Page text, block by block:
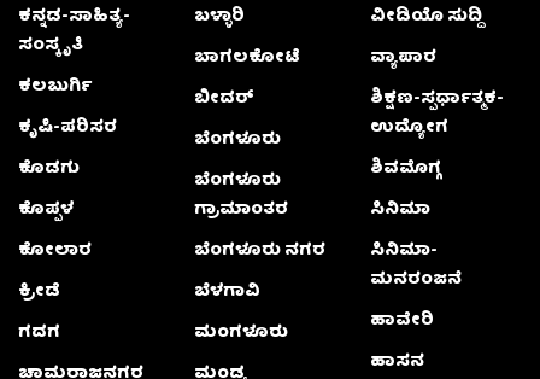
ಕನ್ನಡ-ಸಾಹಿತ್ಯ-
ಸಂಸ್ಕೃತಿ
ಕಲಬುರ್ಗಿ
ಕೃಷಿ-ಪರಿಸರ
ಕೊಡಗು
ಕೊಪ್ಪಳ
ಕೋಲಾರ
ಕ್ರೀಡೆ
ಗದಗ
ಬಳ್ಳಾರಿ
ಬಾಗಲಕೋಟೆ
ಬೀದರ್
ಬೆಂಗಳೂರು
ಬೆಂಗಳೂರು
ಗ್ರಾಮಾಂತರ
ಬೆಂಗಳೂರು ನಗರ
ಬೆಳಗಾವಿ
ಮಂಗಳೂರು
ವೀಡಿಯೊ ಸುದ್ದಿ
ವ್ಯಾಪಾರ
ಶಿಕ್ಷಣ-ಸ್ಪರ್ಧಾತ್ಮಕ-
ಉದ್ಯೋಗ
ಶಿವಮೊಗ್ಗ
ಸಿನಿಮಾ
ಸಿನಿಮಾ-
ಮನರಂಜನೆ
ಹಾವೇರಿ
ಹಾಸನ